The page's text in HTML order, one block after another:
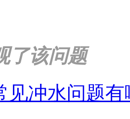
了该问题
见冲水问题有